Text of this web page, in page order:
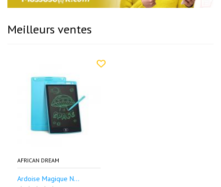
Meilleurs ventes
AFRICAN DREAM
Ardoise Magique N...